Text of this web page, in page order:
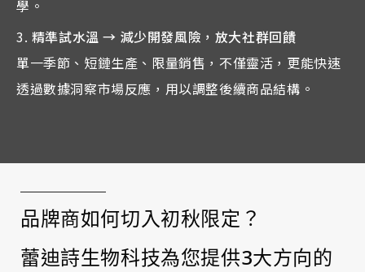
學。
精準試水溫 → 減少開發風險，放大社群回饋
單一季節、短鏈生產、限量銷售，不僅靈活，更能快速
透過數據洞察市場反應，用以調整後續商品結構。
品牌商如何切入初秋限定？
蕾迪詩生物科技為您提供3大方向的